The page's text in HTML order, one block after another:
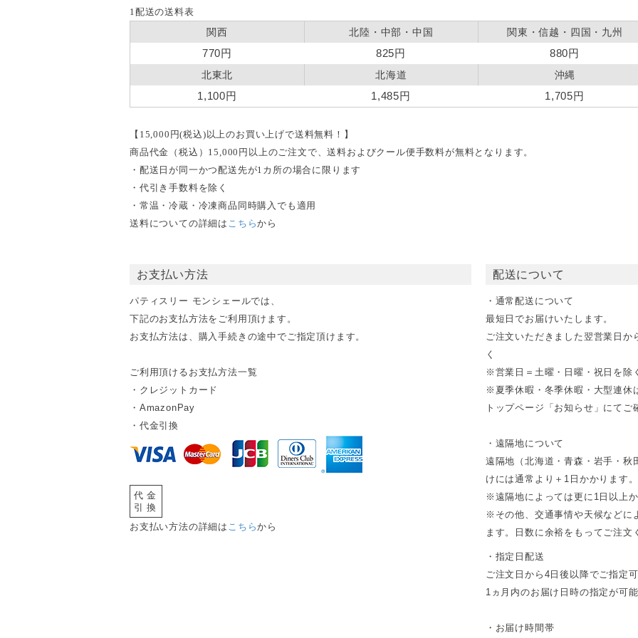
1配送の送料表
関西 北陸・中部・中国 関東・信越・四国・九州
770円 825円 880円
北東北 北海道 沖縄
1,100円 1,485円 1,705円
【15,000円(税込)以上のお買い上げで送料無料！】
商品代金（税込）15,000円以上のご注文で、送料およびクール便手数料が無料となります。
・配送日が同一かつ配送先が1カ所の場合に限ります
・代引き手数料を除く
・常温・冷蔵・冷凍商品同時購入でも適用
送料についての詳細は こちらから
お支払い方法
パティスリー モンシェールでは、
下記のお支払方法をご利用頂けます。
お支払方法は、購入手続きの途中でご指定頂けます。
ご利用頂けるお支払方法一覧
・クレジットカード
・AmazonPay
・代金引換
代金
引換
お支払い方法の詳細は こちらから
配送について
・通常配送について
最短日でお届けいたします。
ご注文いただきました翌営業日
く
※営業日＝土曜・日曜・祝日を除
※夏季休暇・冬季休暇・大型連休
トップページ「お知らせ」にてご
・遠隔地について
遠隔地（北海道・青森・岩手・秋
けには通常より＋1日かかります。
※遠隔地によっては更に1日以上
※その他、交通事情や天候などに
ます。日数に余裕をもってご注文
・指定日配送
ご注文日から4日後以降でご指定可
1ヵ月内のお届け日時の指定が可能
・お届け時間帯